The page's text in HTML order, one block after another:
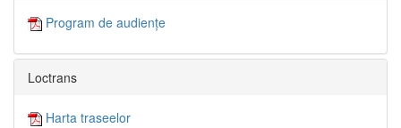
Program de audiențe
Loctrans
Harta traseelor